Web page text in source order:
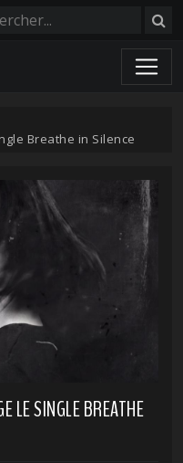
Breathe in Silence
LE SINGLE BREATHE